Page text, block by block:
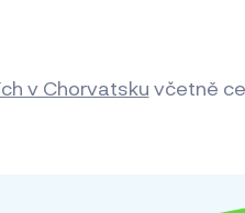
v Chorvatsku včetně